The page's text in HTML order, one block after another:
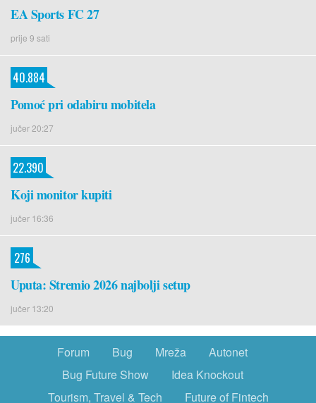
EA Sports FC 27
prije 9 sati
Pomoć pri odabiru mobitela
jučer 20:27
40.884
Koji monitor kupiti
jučer 16:36
22.390
Uputa: Stremio 2026 najbolji setup
jučer 13:20
276
Forum Bug Mreža
Autonet
Bug Future Show
Idea Knockout
Tourism, Travel & Tech
Future of Fintech